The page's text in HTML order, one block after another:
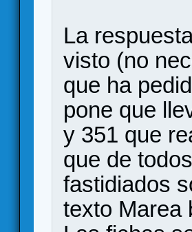
La
visto (no
que ha
pone que
y 351 que
que de
fastidiados
texto Marea